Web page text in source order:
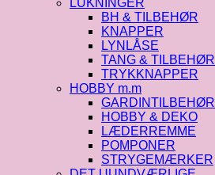
LUKNINGER
BH & TILBEHØR
KNAPPER
LYNLÅSE
TANG & TILBEHØR
TRYKKNAPPER
HOBBY m.m
GARDINTILBEHØR
HOBBY & DEKO
LÆDERREMME
POMPONER
STRYGEMÆRKER